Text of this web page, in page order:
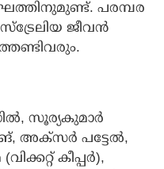
പരമ്പര
ജീവന്‍
സൂര്യകുമാര്‍
അക്സര്‍ പട്ടേല്‍,
കീപ്പര്‍),